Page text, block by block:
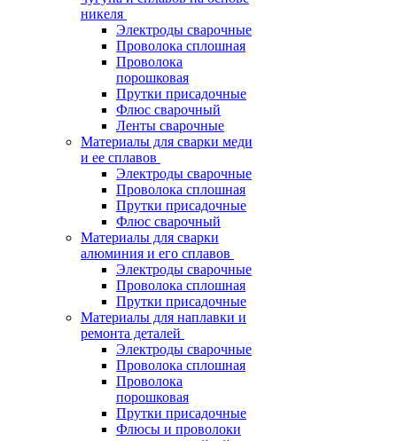
никеля
Электроды сварочные
Проволока сплошная
Проволока
порошковая
Прутки присадочные
Флюс сварочный
Ленты сварочные
Материалы для сварки меди
и ее сплавов
Электроды сварочные
Проволока сплошная
Прутки присадочные
Флюс сварочный
Материалы для сварки
алюминия и его сплавов
Электроды сварочные
Проволока сплошная
Прутки присадочные
Материалы для наплавки и
ремонта деталей
Электроды сварочные
Проволока сплошная
Проволока
порошковая
Прутки присадочные
Флюсы и проволоки